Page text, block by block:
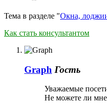
Тема в разделе "Окна,
Как стать консультантом
Graph Гость
Уважаемые
Не можете ли